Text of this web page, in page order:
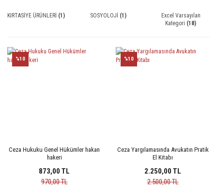
KIRTASİYE ÜRÜNLERİ (1) SOSYOLOJİ (1)
Excel Varsayılan
Kategori (18)
Ceza Hukuku Genel Hükümler hakan
hakeri
%10
873,00 TL
970,00 TL
Ceza Yargılamasında Avukatın Pratik
El Kitabı
%10
2.250,00 TL
2.500,00 TL